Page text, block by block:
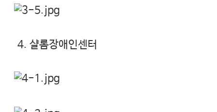
4. 샬롬장애인센터